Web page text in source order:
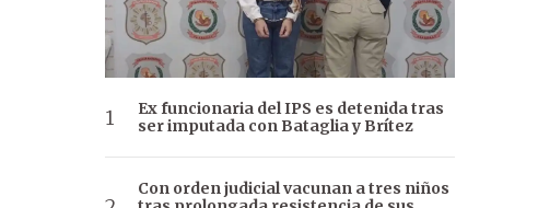
Ex funcionaria del IPS es detenida tras
ser imputada con Bataglia y Brítez
Con orden judicial vacunan a tres niños